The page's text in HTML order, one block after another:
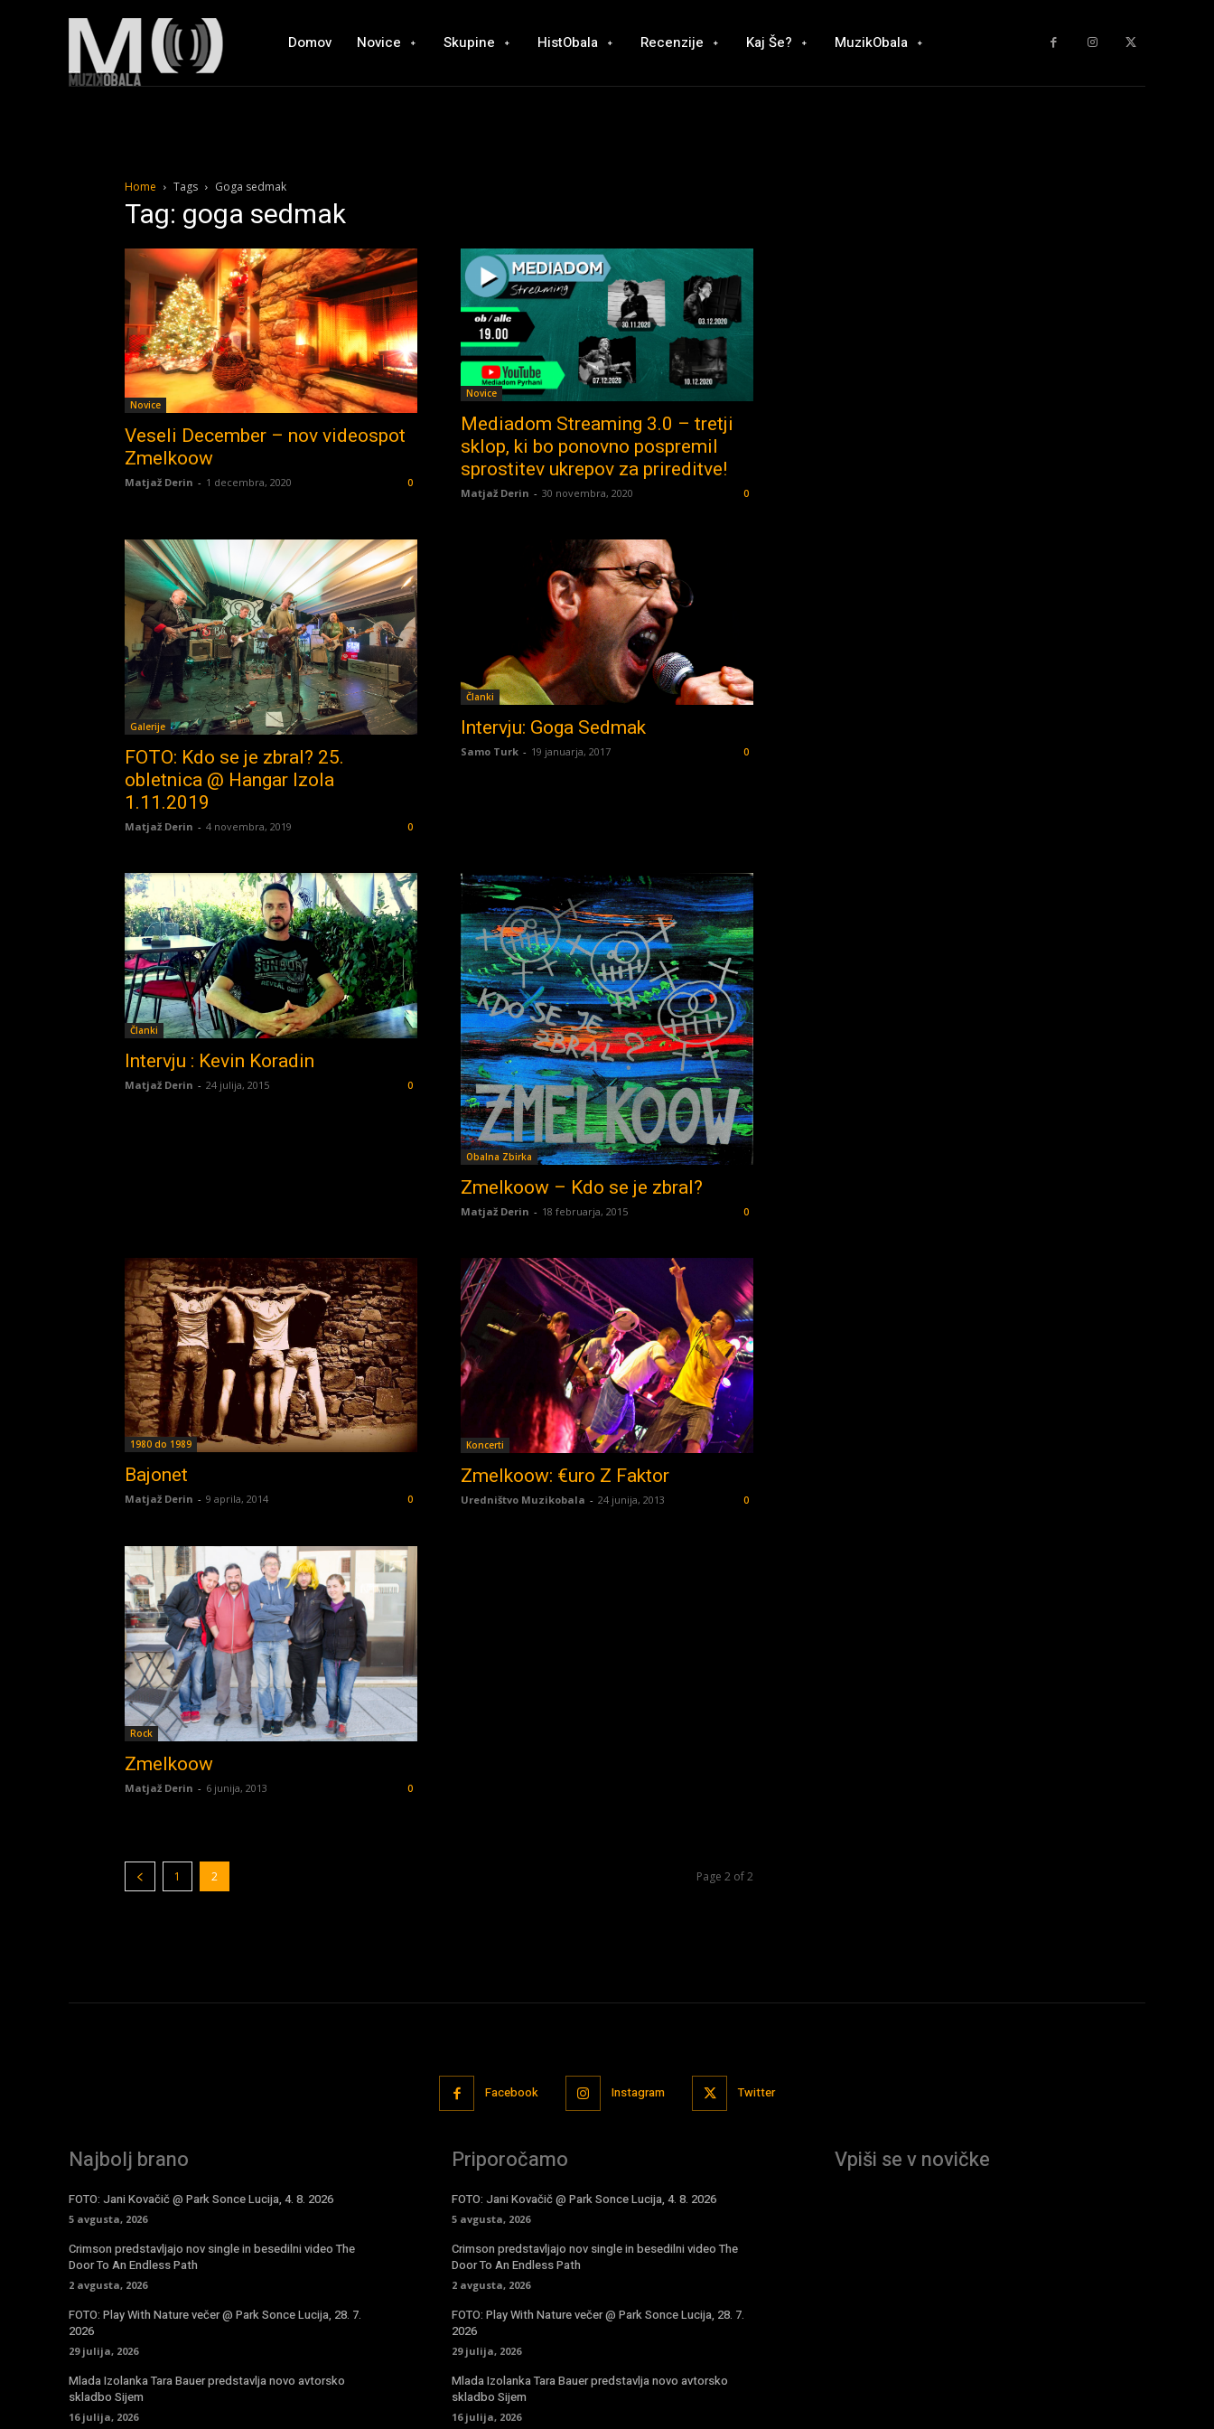
Domov Novice Skupine HistObala Recenzije Kaj Še? MuzikObala
Home Tags Goga sedmak
Tag: goga sedmak
Novice
Veseli December – nov videospot
Zmelkoow
Matjaž Derin - 1 decembra, 2020 0
Novice
Mediadom Streaming 3.0 – tretji
sklop, ki bo ponovno pospremil
sprostitev ukrepov za prireditve!
Matjaž Derin - 30 novembra, 2020 0
Galerije
FOTO: Kdo se je zbral? 25.
obletnica @ Hangar Izola
1.11.2019
Matjaž Derin - 4 novembra, 2019 0
Članki
Intervju: Goga Sedmak
Samo Turk - 19 januarja, 2017 0
Članki
Intervju : Kevin Koradin
Matjaž Derin - 24 julija, 2015 0
Obalna Zbirka
Zmelkoow – Kdo se je zbral?
Matjaž Derin - 18 februarja, 2015 0
1980 do 1989
Bajonet
Matjaž Derin - 9 aprila, 2014 0
Koncerti
Zmelkoow: €uro Z Faktor
Uredništvo Muzikobala - 24 junija, 2013 0
Rock
Zmelkoow
Matjaž Derin - 6 junija, 2013 0
1 2 Page 2 of 2
Facebook Instagram Twitter
Najbolj brano
FOTO: Jani Kovačič @ Park Sonce Lucija, 4. 8. 2026
5 avgusta, 2026
Crimson predstavljajo nov single in besedilni video The
Door To An Endless Path
2 avgusta, 2026
FOTO: Play With Nature večer @ Park Sonce Lucija, 28. 7.
2026
29 julija, 2026
Mlada Izolanka Tara Bauer predstavlja novo avtorsko
skladbo Sijem
16 julija, 2026
Priporočamo
FOTO: Jani Kovačič @ Park Sonce Lucija, 4. 8. 2026
5 avgusta, 2026
Crimson predstavljajo nov single in besedilni video The
Door To An Endless Path
2 avgusta, 2026
FOTO: Play With Nature večer @ Park Sonce Lucija, 28. 7.
2026
29 julija, 2026
Mlada Izolanka Tara Bauer predstavlja novo avtorsko
skladbo Sijem
16 julija, 2026
Vpiši se v novičke